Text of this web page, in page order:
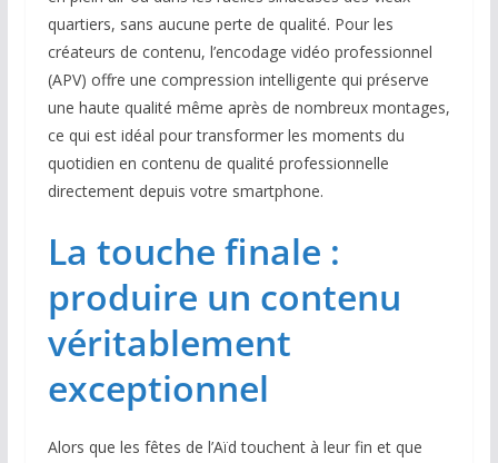
quartiers, sans aucune perte de qualité. Pour les
créateurs de contenu, l’encodage vidéo professionnel
(APV) offre une compression intelligente qui préserve
une haute qualité même après de nombreux montages,
ce qui est idéal pour transformer les moments du
quotidien en contenu de qualité professionnelle
directement depuis votre smartphone.
La touche finale :
produire un contenu
véritablement
exceptionnel
Alors que les fêtes de l’Aïd touchent à leur fin et que